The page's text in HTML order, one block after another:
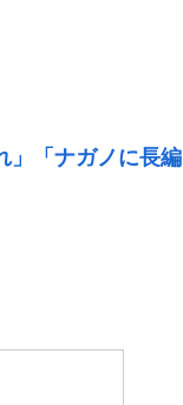
」「ナガノに長編